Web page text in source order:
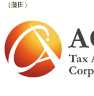
（藤田）